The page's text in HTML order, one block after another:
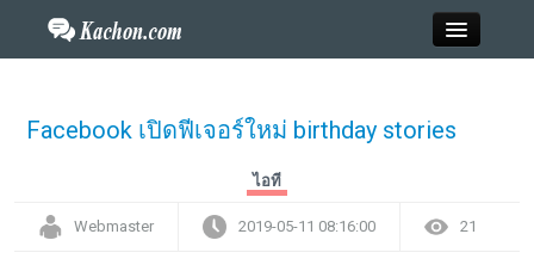
ข่าว
Facebook เปิดฟีเจอร์ใหม่ birthday stories
ไอที
Webmaster 2019-05-11 08:16:00 21